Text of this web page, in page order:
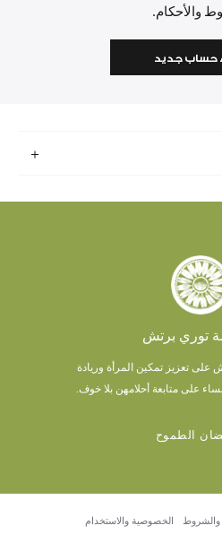
والأحكام.
حساب جديد
توري برتش
تعزيز تمكين المرأة وريادة
على متابعة أحلامهن بلا خوف.
الطموح
والشروط الخصوصية والاستخدام